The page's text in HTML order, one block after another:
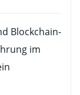
Blockchain-
im